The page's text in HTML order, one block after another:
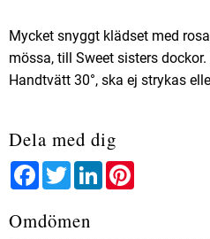
Mycket snyggt klädset med
mössa, till Sweet sisters
Handtvätt 30°, ska ej strykas
Dela med dig
FacebookTwitterLinkedIn
Omdömen